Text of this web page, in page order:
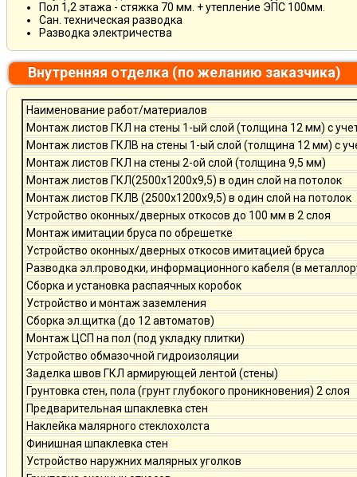
Пол 1,2 этажа - стяжка 70 мм. + утепление ЭПС 100мм.
Сан. техническая разводка
Разводка электричества
Внутренняя отделка (по желанию заказчика)
Наименование работ/материалов
Монтаж листов ГКЛ на стены 1-ый слой (толщина 12 мм) с
Монтаж листов ГКЛВ на стены 1-ый слой (толщина 12 мм) с
Монтаж листов ГКЛ на стены 2-ой слой (толщина 9,5 мм)
Монтаж листов ГКЛ(2500х1200х9,5) в один слой на потолок
Монтаж листов ГКЛВ (2500х1200х9,5) в один слой на потолок
Устройство оконных/дверных откосов до 100 мм в 2 слоя
Монтаж имитации бруса по обрешетке
Устройство оконных/дверных откосов имитацией бруса
Разводка эл.проводки, информационного кабеля (в
Сборка и установка распаячных коробок
Устройство и монтаж заземления
Сборка эл.щитка (до 12 автоматов)
Монтаж ЦСП на пол (под укладку плитки)
Устройство обмазочной гидроизоляции
Заделка швов ГКЛ армирующей лентой (стены)
Грунтовка стен, пола (грунт глубокого проникновения) 2 слоя
Предварительная шпаклевка стен
Наклейка малярного стеклохолста
Финишная шпаклевка стен
Устройство наружних малярных уголков